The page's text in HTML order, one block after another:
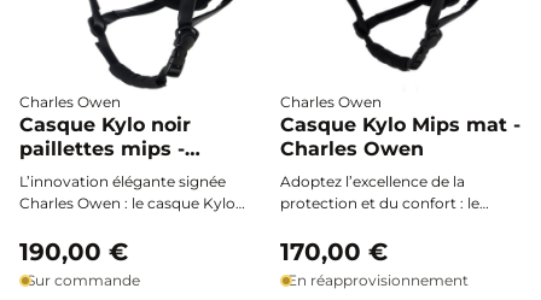
Charles Owen
Casque Kylo noir
paillettes mips -
Charles Owen
L’innovation élégante signée
Charles Owen : le casque Kylo
de pointe, brillance subtile et
confort personnalisable pour
toutes vos sessions d’équitation.
190,00 €
Sur commande
Charles Owen
Casque Kylo Mips mat -
Charles Owen
Adoptez l’excellence de la
protection et du confort : le
Owen allie sécurité maximale,
design épuré noir mat et
technologie innovante MIPS
170,00 €
En réapprovisionnement